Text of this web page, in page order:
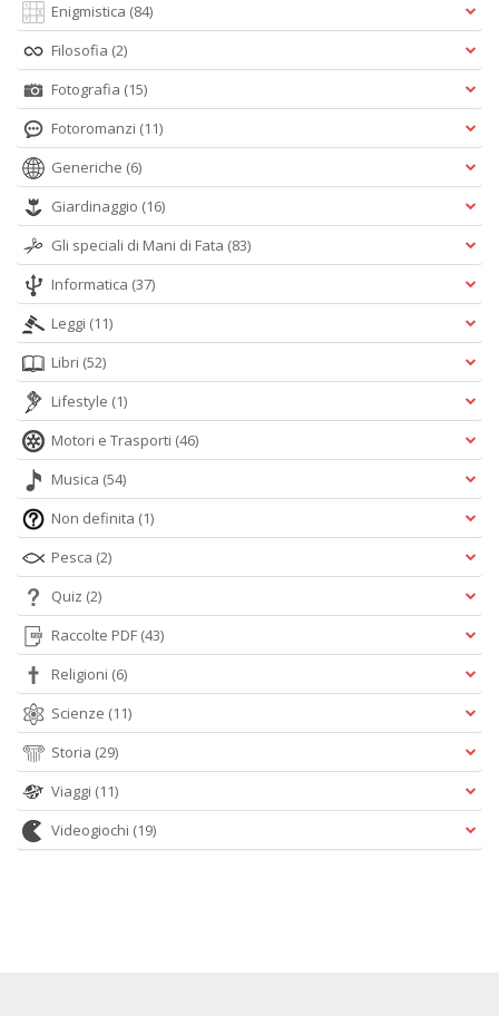
Enigmistica (84)
Filosofia (2)
Fotografia (15)
Fotoromanzi (11)
Generiche (6)
Giardinaggio (16)
Gli speciali di Mani di Fata (83)
Informatica (37)
Leggi (11)
Libri (52)
Lifestyle (1)
Motori e Trasporti (46)
Musica (54)
Non definita (1)
Pesca (2)
Quiz (2)
Raccolte PDF (43)
Religioni (6)
Scienze (11)
Storia (29)
Viaggi (11)
Videogiochi (19)